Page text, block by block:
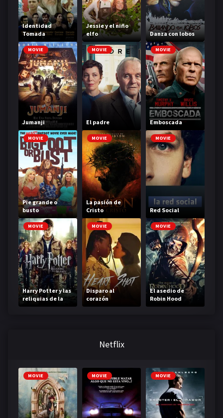
Identidad
Tomada
Jessie y el niño
elfo
Danza con lobos
MOVIE
Jumanji
MOVIE
El padre
MOVIE
Emboscada
MOVIE
Pie grande o
busto
MOVIE
La pasión de
Cristo
MOVIE
Red Social
MOVIE
Harry Potter y las
reliquias de la
muerte: Parte 2
MOVIE
Disparo al
corazón
MOVIE
El asedio de
Robin Hood
Netflix
MOVIE MOVIE MOVIE